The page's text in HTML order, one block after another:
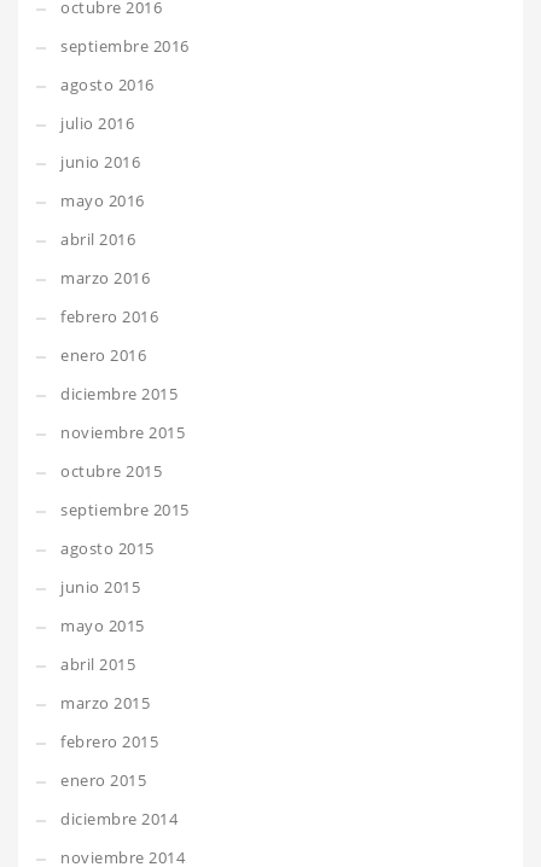
octubre 2016
septiembre 2016
agosto 2016
julio 2016
junio 2016
mayo 2016
abril 2016
marzo 2016
febrero 2016
enero 2016
diciembre 2015
noviembre 2015
octubre 2015
septiembre 2015
agosto 2015
junio 2015
mayo 2015
abril 2015
marzo 2015
febrero 2015
enero 2015
diciembre 2014
noviembre 2014